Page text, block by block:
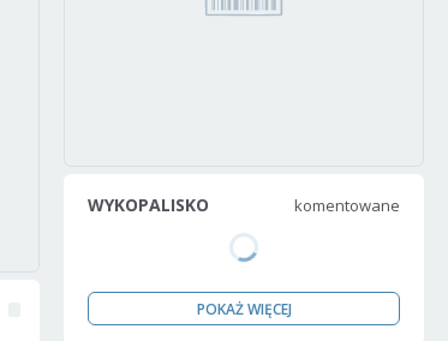
WYKOPALISKO komentowane
POKAŻ WIĘCEJ